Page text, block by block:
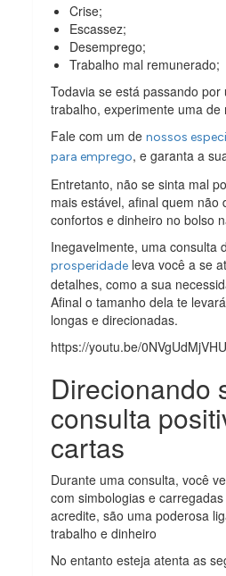
Crise;
Escassez;
Desemprego;
Trabalho mal remunerado;
Todavia se está passando por
trabalho, experimente uma de
Fale com um denossos
para emprego, e garanta a
Entretanto, não se sinta mal
mais estável, afinal quem não
confortos e dinheiro no bolso
Inegavelmente, uma consulta
prosperidade leva você a se
detalhes, como a sua
Afinal o tamanho dela te
longas e direcionadas.
https://youtu.be/0NVgUdMjVHU
Direcionando
consulta
cartas
Durante uma consulta, você
com simbologias e
acredite, são uma poderosa
trabalho e dinheiro
No entanto esteja atenta as